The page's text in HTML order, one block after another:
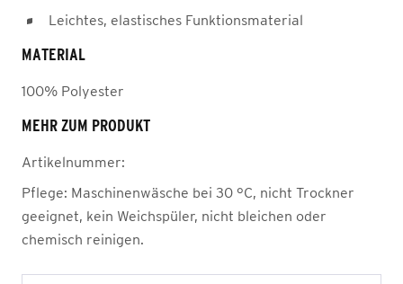
Leichtes, elastisches Funktionsmaterial
MATERIAL
100% Polyester
MEHR ZUM PRODUKT
Artikelnummer:
Pflege: Maschinenwäsche bei 30 °C, nicht Trockner
geeignet, kein Weichspüler, nicht bleichen oder
chemisch reinigen.